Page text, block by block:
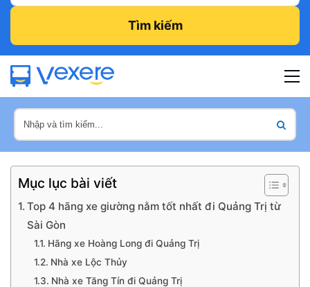
Tìm kiếm
Mục lục bài viết
Top 4 hãng xe giường nằm tốt nhất đi Quảng Trị từ
Sài Gòn
Hãng xe Hoàng Long đi Quảng Trị
Nhà xe Lộc Thủy
Nhà xe Tăng Tín đi Quảng Trị